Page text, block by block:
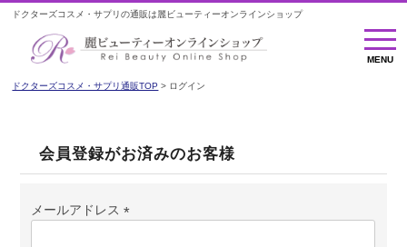
ドクターズコスメ・サプリの通販は麗ビューティーオンラインショップ
MENU
MENU
ドクターズコスメ・サプリ通販TOP ログイン
会員登録がお済みのお客様
メールアドレス